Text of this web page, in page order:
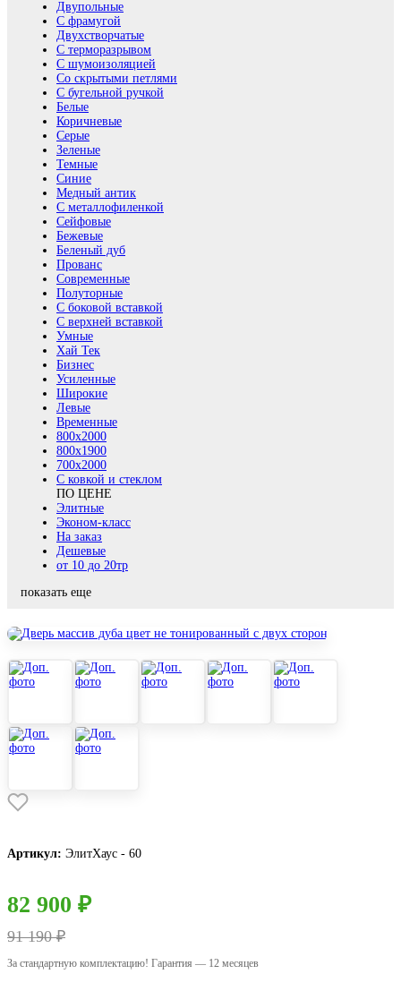
Двупольные
С фрамугой
Двухстворчатые
С терморазрывом
С шумоизоляцией
Со скрытыми петлями
С бугельной ручкой
Белые
Коричневые
Серые
Зеленые
Темные
Синие
Медный антик
С металлофиленкой
Сейфовые
Бежевые
Беленый дуб
Прованс
Современные
Полуторные
С боковой вставкой
С верхней вставкой
Умные
Хай Тек
Бизнес
Усиленные
Широкие
Левые
Временные
800х2000
800x1900
700x2000
С ковкой и стеклом
ПО ЦЕНЕ
Элитные
Эконом-класс
На заказ
Дешевые
от 10 до 20тр
показать еще
Артикул: ЭлитХаус - 60
82 900 ₽
91 190 ₽
За стандартную комплектацию! Гарантия — 12 месяцев